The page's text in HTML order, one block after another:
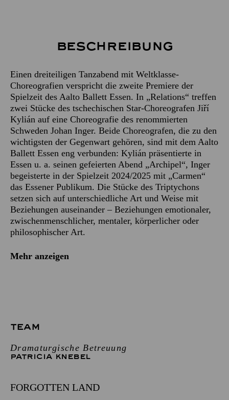
Beschreibung
Einen dreiteiligen Tanzabend mit Weltklasse-
Choreografien verspricht die zweite Premiere der
Spielzeit des Aalto Ballett Essen. In „Relations“ treffen
zwei Stücke des tschechischen Star-Choreografen Jiří
Kylián auf eine Choreografie des renommierten
Schweden Johan Inger. Beide Choreografen, die zu den
wichtigsten der Gegenwart gehören, sind mit dem Aalto
Ballett Essen eng verbunden: Kylián präsentierte in
Essen u. a. seinen gefeierten Abend „Archipel“, Inger
begeisterte in der Spielzeit 2024/2025 mit „Carmen“
das Essener Publikum. Die Stücke des Triptychons
setzen sich auf unterschiedliche Art und Weise mit
Beziehungen auseinander – Beziehungen emotionaler,
zwischenmenschlicher, mentaler, körperlicher oder
philosophischer Art.
Mehr anzeigen
TEAM
Dramaturgische Betreuung
PATRICIA KNEBEL
FORGOTTEN LAND